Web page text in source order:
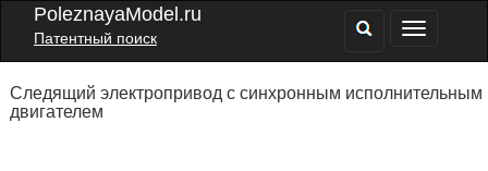
PoleznayaModel.ru
Патентный поиск
Следящий электропривод с синхронным исполнительным
двигателем